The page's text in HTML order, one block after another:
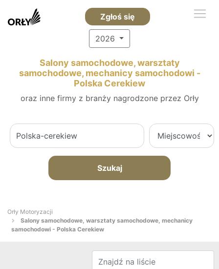
Zgłoś się
2026
Salony samochodowe, warsztaty
samochodowe, mechanicy samochodowi -
Polska Cerekiew
oraz inne firmy z branży nagrodzone przez Orły
Szukaj
Orły Motoryzacji
Salony samochodowe, warsztaty samochodowe, mechanicy
samochodowi - Polska Cerekiew